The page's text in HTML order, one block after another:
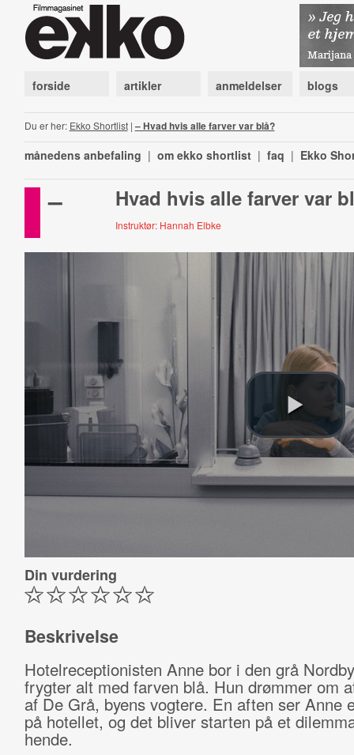
forside artikler anmeldelser blogs
Du er her: Ekko Shortlist| – Hvad hvis alle farver var blå?
månedens anbefaling | om ekko shortlist | faq | Ekko
– Hvad hvis alle farver var
Instruktør: Hannah Elbke
Din vurdering
Beskrivelse
Hotelreceptionisten Anne bor i den grå
frygter alt med farven blå. Hun drømmer om
af De Grå, byens vogtere. En aften ser Anne
på hotellet, og det bliver starten på et
hende.